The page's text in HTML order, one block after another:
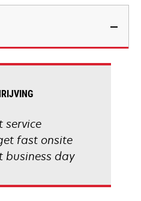
service
fast onsite
business day